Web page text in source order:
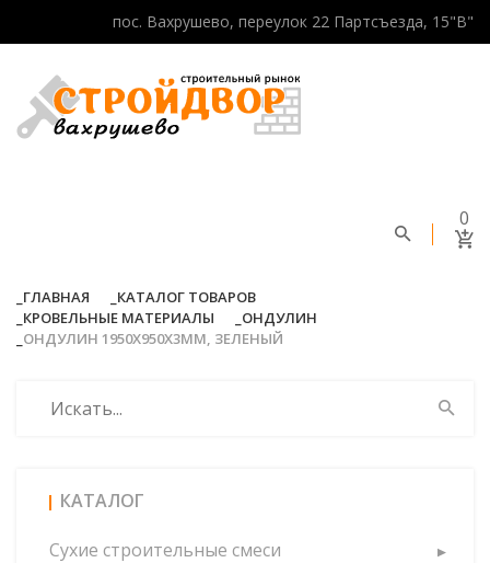
пос. Вахрушево, переулок 22 Партсъезда, 15"В"
0
ГЛАВНАЯ
КАТАЛОГ ТОВАРОВ
КРОВЕЛЬНЫЕ МАТЕРИАЛЫ
ОНДУЛИН
ОНДУЛИН 1950Х950Х3ММ, ЗЕЛЕНЫЙ
КАТАЛОГ
Сухие строительные смеси